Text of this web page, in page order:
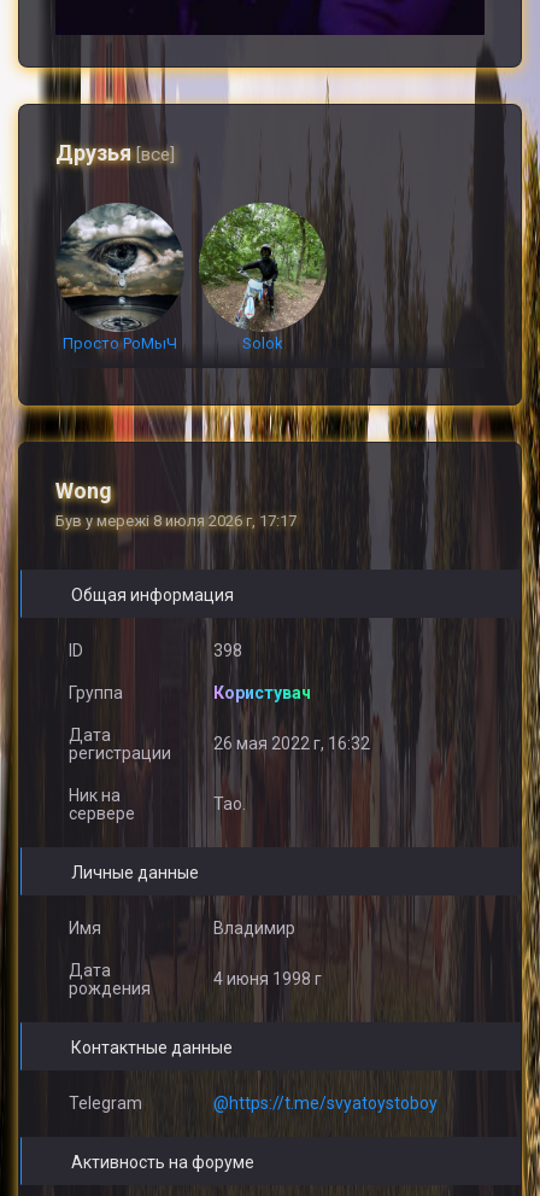
Друзья[все]
Просто РоМыЧ Solok
Wong
Був у мережі 8 июля 2026 г, 17:17
Общая информация
ID 398
Группа Користувач
Дата
регистрации
26 мая 2022 г, 16:32
Ник на
сервере
Tao.
Личные данные
Имя Владимир
Дата
рождения
4 июня 1998 г
Контактные данные
Telegram @https://t.me/svyatoystoboy
Активность на форуме